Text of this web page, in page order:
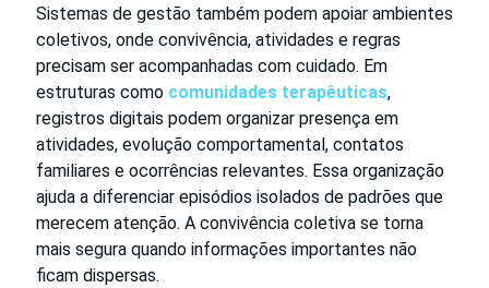
Sistemas de gestão também podem apoiar ambientes
coletivos, onde convivência, atividades e regras
precisam ser acompanhadas com cuidado. Em
estruturas como comunidades terapêuticas,
registros digitais podem organizar presença em
atividades, evolução comportamental, contatos
familiares e ocorrências relevantes. Essa organização
ajuda a diferenciar episódios isolados de padrões que
merecem atenção. A convivência coletiva se torna
mais segura quando informações importantes não
ficam dispersas.